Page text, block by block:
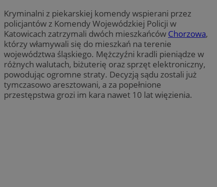
Kryminalni z piekarskiej komendy wspierani przez
policjantów z Komendy Wojewódzkiej Policji w
Katowicach zatrzymali dwóch mieszkańców Chorzowa,
którzy włamywali się do mieszkań na terenie
województwa śląskiego. Mężczyźni kradli pieniądze w
różnych walutach, biżuterię oraz sprzęt elektroniczny,
powodując ogromne straty. Decyzją sądu zostali już
tymczasowo aresztowani, a za popełnione
przestępstwa grozi im kara nawet 10 lat więzienia.